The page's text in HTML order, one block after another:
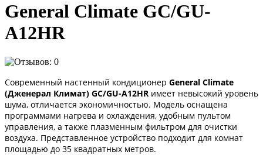
General Climate GC/GU-
A12HR
Современный настенный кондиционер General Climate
(Дженерал Климат) GC/GU-A12HR имеет невысокий уровень
шума, отличается экономичностью. Модель оснащена
программами нагрева и охлаждения, удобным пультом
управления, а также плазменным фильтром для очистки
воздуха. Представленное устройство подходит для комнат
площадью до 35 квадратных метров.